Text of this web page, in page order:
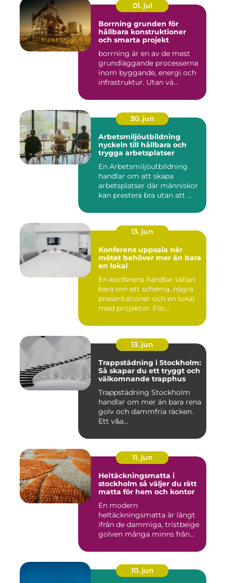
01. jul
Borrning grunden för
hållbara konstruktioner
och smarta projekt
borrning är en av de mest
grundläggande processerna
inom byggande, energi och
infrastruktur. Utan vä...
30. jun
Arbetsmiljöutbildning
nyckeln till hållbara och
trygga arbetsplatser
En Arbetsmiljöutbildning
handlar om att skapa
arbetsplatser där människor
kan prestera bra utan att ...
13. jun
Konferens uppsala när
mötet behöver mer än bara
en lokal
En konferens handlar sällan
bara om ett schema, några
presentationer och en lokal
med projektor. För...
13. jun
Trappstädning i Stockholm:
Så skapar du ett tryggt och
välkomnande trapphus
Trappstädning Stockholm
handlar om mer än bara rena
golv och dammfria räcken.
Ett v&a...
11. jun
Heltäckningsmatta i
stockholm så väljer du rätt
matta för hem och kontor
En modern
heltäckningsmatta är långt
ifrån de dammiga, tristbeige
golven många minns från
10. jun